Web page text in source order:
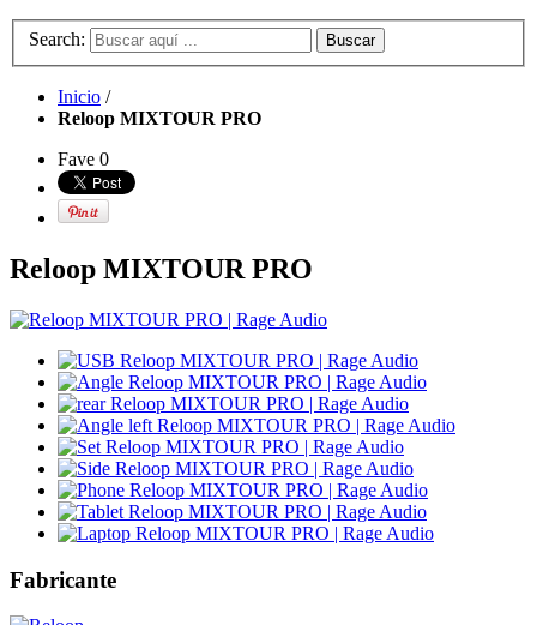
Search: Buscar
Inicio /
Reloop MIXTOUR PRO
Fave 0
Reloop MIXTOUR PRO
Fabricante